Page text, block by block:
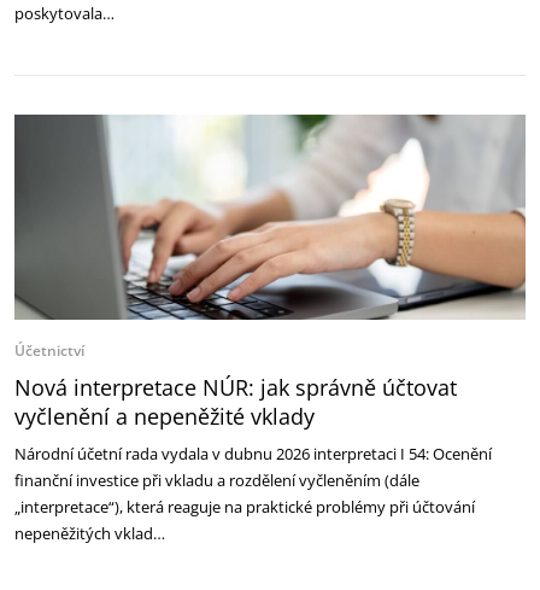
poskytovala…
Účetnictví
Nová interpretace NÚR: jak správně účtovat
vyčlenění a nepeněžité vklady
Národní účetní rada vydala v dubnu 2026 interpretaci I 54: Ocenění
finanční investice při vkladu a rozdělení vyčleněním (dále
„interpretace“), která reaguje na praktické problémy při účtování
nepeněžitých vklad…